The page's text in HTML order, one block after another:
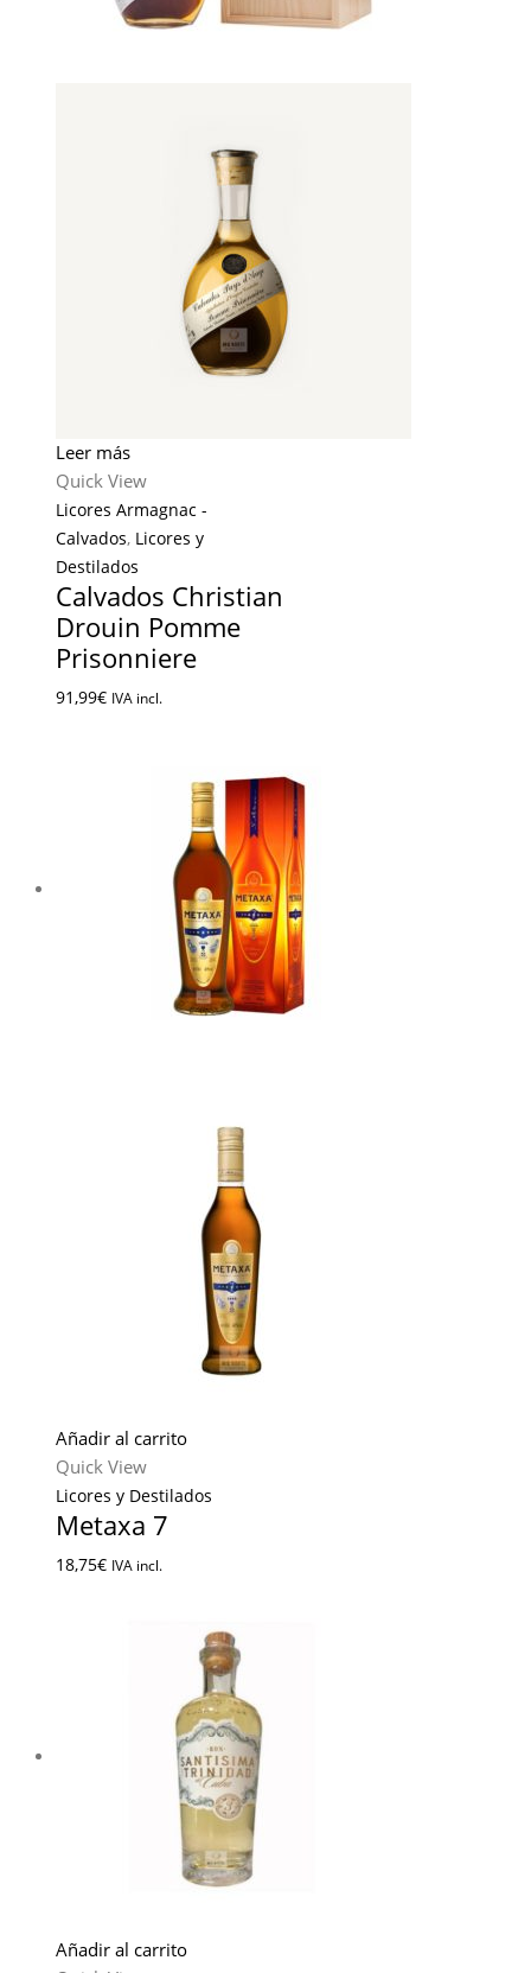
Leer más
Quick View
Licores Armagnac -
Calvados, Licores y
Destilados
Calvados Christian
Drouin Pomme
Prisonniere
91,99€ IVA incl.
Añadir al carrito
Quick View
Licores y Destilados
Metaxa 7
18,75€ IVA incl.
Añadir al carrito